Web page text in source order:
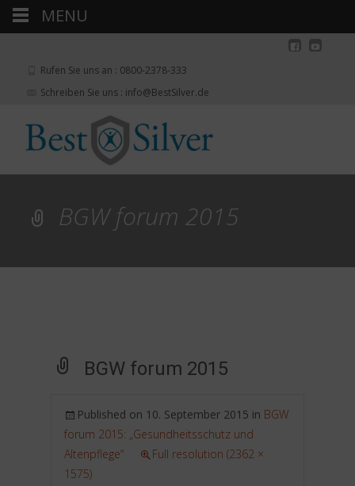
Rufen Sie uns an : 0800-2378-333
Schreiben Sie uns : info@BestSilver.de
BGW forum 2015
BGW forum 2015
Published on 10. September 2015 in BGW
forum 2015: „Gesundheitsschutz und
Altenpflege“
Full resolution (2362 ×
1575)
MENU